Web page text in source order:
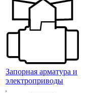
Запорная арматура и
электроприводы